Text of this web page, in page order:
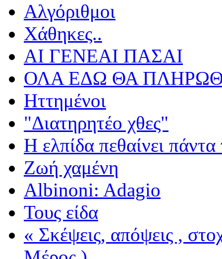
Αλγόριθμοι
Χάθηκες..
ΑΙ ΓΕΝΕΑΙ ΠΑΣΑΙ
ΟΛΑ ΕΔΩ ΘΑ
Ηττημένοι
"Διατηρητέο χθες"
Η ελπίδα πεθαίνει πάντα
Ζωή χαμένη
Albinoni: Adagio
Τους είδα
« Σκέψεις, απόψεις ,